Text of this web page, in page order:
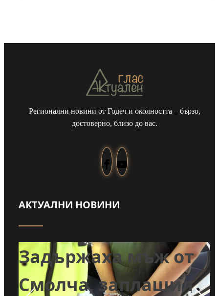
Регионални новини от Годеч и околността – бързо,
достоверно, близо до вас.
АКТУАЛНИ НОВИНИ
Задържаха мъж от
Смолча, заплашил